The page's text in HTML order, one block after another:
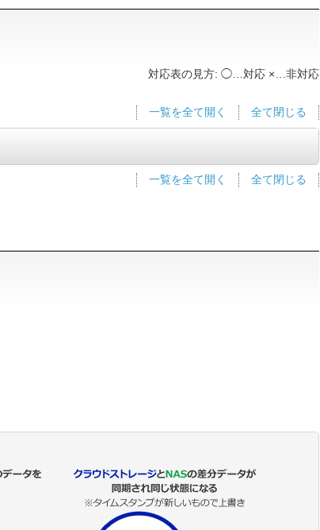
対応表の見方: ◯…対応 ×…非対応
一覧を全て開く 全て閉じる
一覧を全て開く 全て閉じる